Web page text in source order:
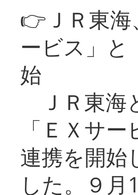
👉ＪＲ東
ービス」と
始
ＪＲ東海
「ＥＸサ
連携を開始
した。９